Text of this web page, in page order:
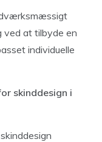
ved at tilbyde en
individuelle
skinddesign i